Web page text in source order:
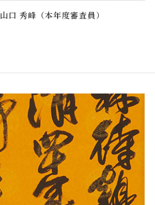
山口 秀峰（本年度審査員）